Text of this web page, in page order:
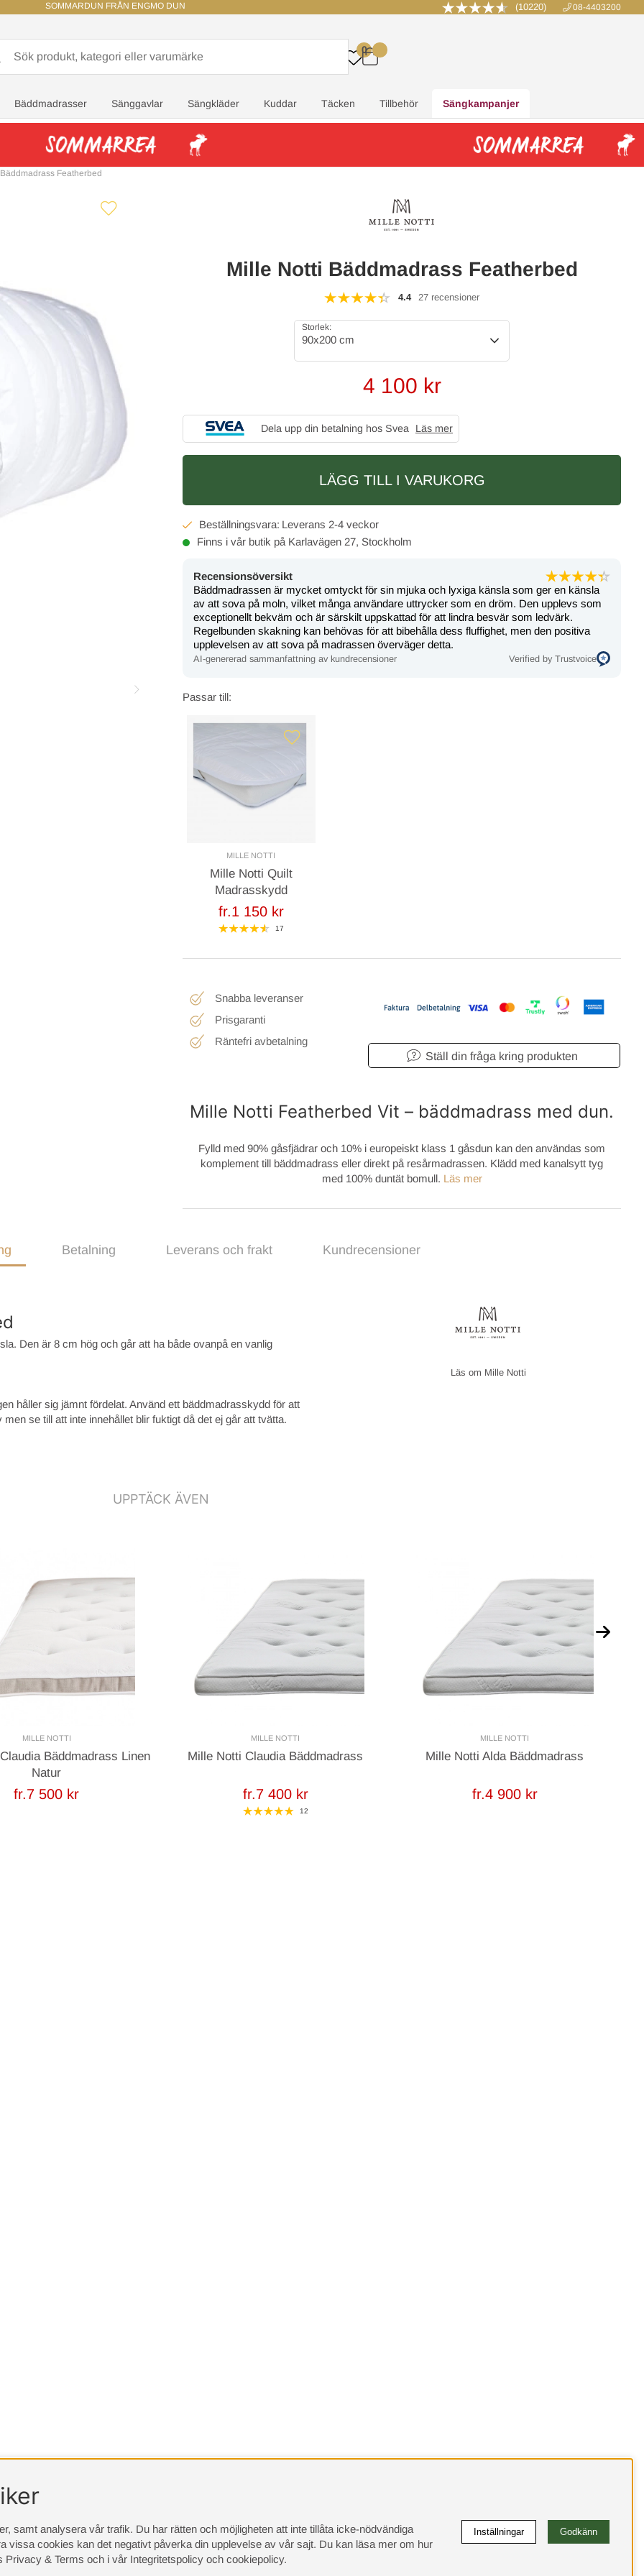
SOMMARDUN FRÅN ENGMO DUN (10220) 08-4403200
0
..
Bäddmadrasser Sänggavlar Sängkläder Kuddar Täcken Tillbehör Sängkampanjer
Featherbed
Mille Notti Bäddmadrass Featherbed
4.4 27 recensioner
Storlek:
90x200 cm
4 100 kr
Dela upp din betalning hos Svea Läs mer
LÄGG TILL I VARUKORG
2-4 veckor
Finns i vår butik på Karlavägen 27, Stockholm
Recensionsöversikt
Bäddmadrassen är mycket omtyckt för sin mjuka och lyxiga känsla som ger en känsla
av att sova på moln, vilket många användare uttrycker som en dröm. Den upplevs som
exceptionellt bekväm och är särskilt uppskattad för att lindra besvär som ledvärk.
Regelbunden skakning kan behövas för att bibehålla dess fluffighet, men den positiva
upplevelsen av att sova på madrassen överväger detta.
AI-genererad sammanfattning av kundrecensioner Verified by Trustvoice
Passar till:
MILLE NOTTI
Mille Notti Quilt
Madrasskydd
fr.1 150 kr
17
Snabba leveranser
Prisgaranti
Räntefri avbetalning
Ställ din fråga kring produkten
Mille Notti Featherbed Vit – bäddmadrass med dun.
Fylld med 90% gåsfjädrar och 10% i europeiskt klass 1 gåsdun kan den användas som
komplement till bäddmadrass eller direkt på resårmadrassen. Klädd med kanalsytt tyg
med 100% duntät bomull. Läs mer
Den är 8 cm hög och går att ha både ovanpå en vanlig
håller sig jämnt fördelat. Använd ett bäddmadrasskydd för att
se till att inte innehållet blir fuktigt då det ej går att tvätta.
Mille Notti
Betalning Leverans och frakt Kundrecensioner
UPPTÄCK ÄVEN
MILLE NOTTI
Bäddmadrass Linen
Natur
fr.7 500 kr
MILLE NOTTI
Mille Notti Claudia Bäddmadrass
fr.7 400 kr
12
MILLE NOTTI
Mille Notti Alda Bäddmadrass
fr.4 900 kr
samt analysera vår trafik. Du har rätten och möjligheten att inte tillåta icke-nödvändiga
vissa cookies kan det negativt påverka din upplevelse av vår sajt. Du kan läsa mer om hur
Privacy & Terms och i vår Integritetspolicy och cookiepolicy.
Inställningar Godkänn